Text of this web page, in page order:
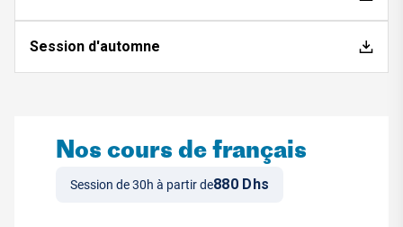
Session d'automne
Nos cours de français
Session de 30h à partir de880 Dhs